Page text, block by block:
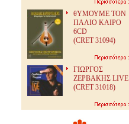
θΥΜΟΥΜΕ ΤΟΝ
ΠΑΛΙΟ ΚΑΙΡΟ
6CD
(CRET 31094)
ΓΙΩΡΓΟΣ
ΖΕΡΒΑΚΗΣ LIVE
(CRET 31018)